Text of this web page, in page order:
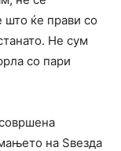
што ќе прави со
Не сум
со пари
на Ѕвезда